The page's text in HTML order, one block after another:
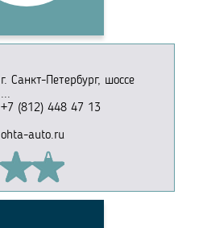
г. Санкт-Петербург, шоссе
...
+7 (812) 448 47 13
ohta-auto.ru